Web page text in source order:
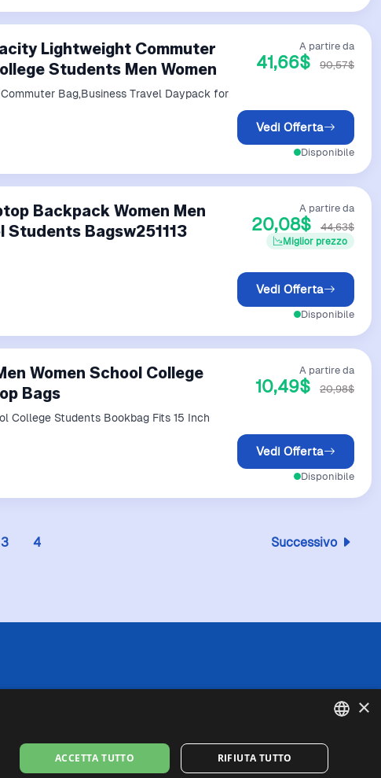
Lightweight Commuter
Students Men Women
Bag,Business Travel Daypack for
A partire da
41,66$ 90,57$
Vedi Offerta
Disponibile
Backpack Women Men
Students Bagsw251113
A partire da
20,08$ 44,63$
Miglior prezzo
Vedi Offerta
Disponibile
Women School College
Bags
College Students Bookbag Fits 15 Inch
A partire da
10,49$ 20,98$
Vedi Offerta
Disponibile
3 4 Successivo
l'esattezza o la completezza delle informazioni
spese di spedizione).
commissione per gli acquisti idonei effettuati
ENGLISH
×
ACCETTA TUTTO RIFIUTA TUTTO